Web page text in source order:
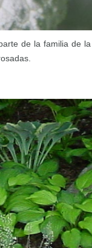
de la familia de